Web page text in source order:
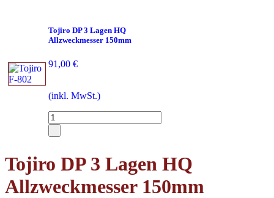
Tojiro DP 3 Lagen HQ
Allzweckmesser 150mm
91,00 €
(inkl. MwSt.)
Tojiro DP 3 Lagen HQ
Allzweckmesser 150mm